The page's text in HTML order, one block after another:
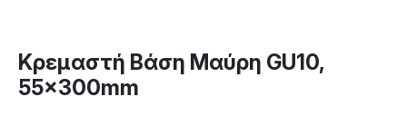
Κρεμαστή Βάση Μαύρη GU10,
55x300mm